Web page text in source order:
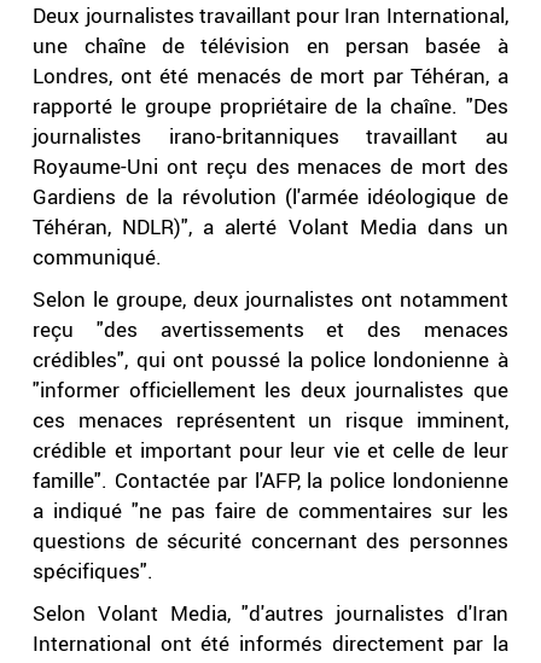
Deux journalistes travaillant pour Iran International,
une chaîne de télévision en persan basée à
Londres, ont été menacés de mort par Téhéran, a
rapporté le groupe propriétaire de la chaîne. "Des
journalistes irano-britanniques travaillant au
Royaume-Uni ont reçu des menaces de mort des
Gardiens de la révolution (l'armée idéologique de
Téhéran, NDLR)", a alerté Volant Media dans un
communiqué.
Selon le groupe, deux journalistes ont notamment
reçu "des avertissements et des menaces
crédibles", qui ont poussé la police londonienne à
"informer officiellement les deux journalistes que
ces menaces représentent un risque imminent,
crédible et important pour leur vie et celle de leur
famille". Contactée par l'AFP, la police londonienne
a indiqué "ne pas faire de commentaires sur les
questions de sécurité concernant des personnes
spécifiques".
Selon Volant Media, "d'autres journalistes d'Iran
International ont été informés directement par la